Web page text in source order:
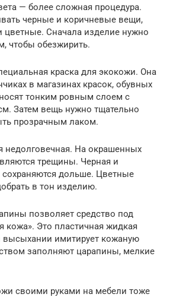
— более сложная процедура.
черные и коричневые вещи,
Сначала изделие нужно
чтобы обезжирить.
краска для экокожи. Она
в магазинах красок, обувных
тонким ровным слоем с
Затем вещь нужно тщательно
прозрачным лаком.
недолговечная. На окрашенных
трещины. Черная и
сохраняются дольше. Цветные
в тон изделию.
позволяет средство под
кожа». Это пластичная жидкая
высыхании имитирует кожаную
заполняют царапины, мелкие
своими руками на мебели тоже